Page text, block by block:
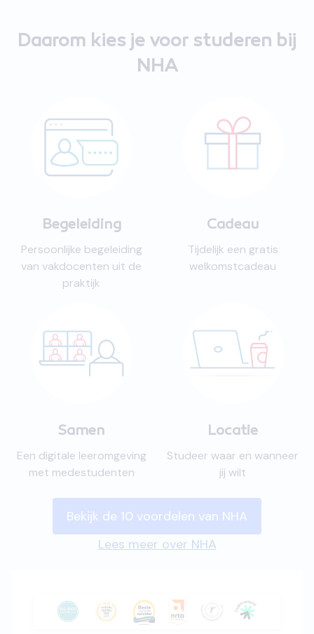
Daarom kies je voor studeren bij
NHA
Begeleiding
Persoonlijke begeleiding
van vakdocenten uit de
praktijk
Cadeau
Tijdelijk een gratis
welkomstcadeau
Samen
Een digitale leeromgeving
met medestudenten
Locatie
Studeer waar en wanneer
jij wilt
Bekijk de 10 voordelen van NHA
Lees meer over NHA